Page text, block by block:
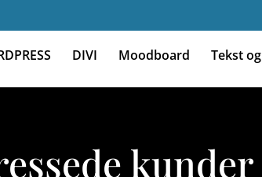
DIVI Moodboard Tekst
kunder